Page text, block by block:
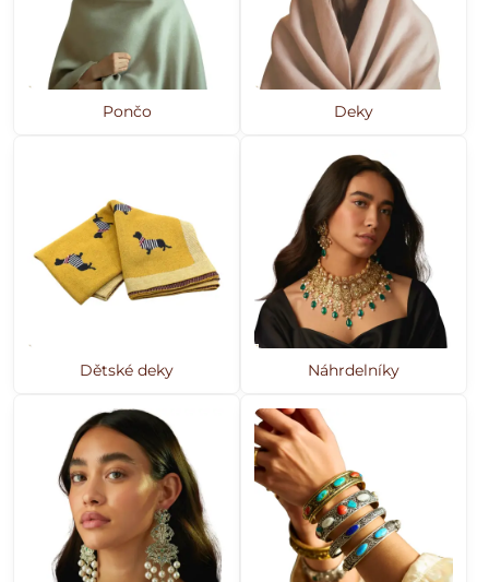
Pončo Deky
Dětské deky Náhrdelníky